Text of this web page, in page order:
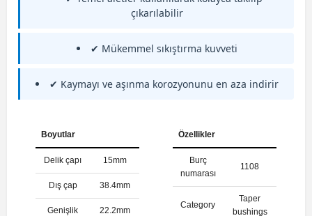
çıkarılabilir
✔ Mükemmel sıkıştırma kuvveti
✔ Kaymayı ve aşınma korozyonunu en aza indirir
Boyutlar
Delik çapı 15mm
Dış çap 38.4mm
Genişlik 22.2mm
Özellikler
Burç
numarası
1108
Category
Taper
bushings